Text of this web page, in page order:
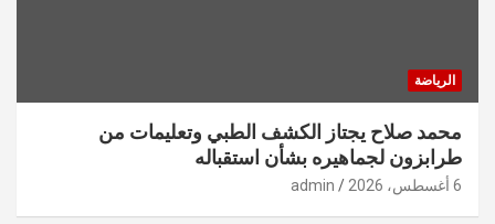
الرياضة
محمد صلاح يجتاز الكشف الطبي وتعليمات من
طرابزون لجماهيره بشأن استقباله
6 أغسطس، 2026 admin